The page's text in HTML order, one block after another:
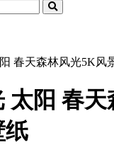
春天森林风光5K风
太阳 春
纸